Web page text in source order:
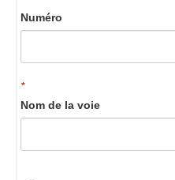
Numéro
*
Nom de la voie